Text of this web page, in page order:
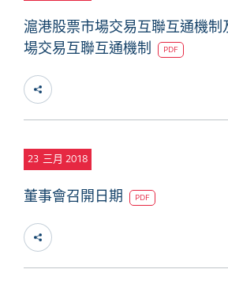
滬港股票市場交易互聯互通機制
場交易互聯互通機制
PDF
23 三月 2018
董事會召開日期 PDF